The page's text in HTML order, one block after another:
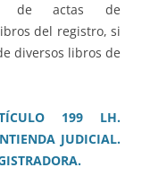
de actas de
del registro, si
diversos libros de
199 LH.
JUDICIAL.